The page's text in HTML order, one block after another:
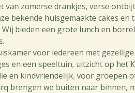
van zomerse drankjes, verse
bekende huisgemaakte cakes en
Wij bieden een grote lunch en
voor iedereen met
en een speeltuin, uitzicht op het
en kindvriendelijk, voor groepen
brengen we buiten naar binnen,